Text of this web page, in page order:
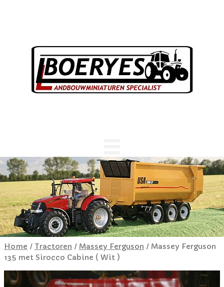
Home / Tractoren / Massey Ferguson / Massey Ferguson
135 met Sirocco Cabine ( Wit )